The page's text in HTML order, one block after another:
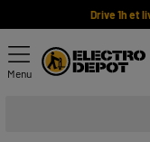
Drive 1h et
Menu